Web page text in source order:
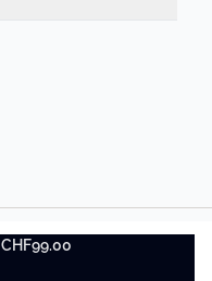
CHF99.00
LEGEN